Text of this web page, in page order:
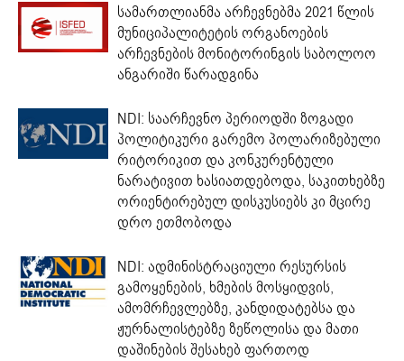
სამართლიანმა არჩევნებმა 2021 წლის
მუნიციპალიტეტის ორგანოების
არჩევნების მონიტორინგის საბოლოო
ანგარიში წარადგინა
NDI: საარჩევნო პერიოდში ზოგადი
პოლიტიკური გარემო პოლარიზებული
რიტორიკით და კონკურენტული
ნარატივით ხასიათდებოდა, საკითხებზე
ორიენტირებულ დისკუსიებს კი მცირე
დრო ეთმობოდა
NDI: ადმინისტრაციული რესურსის
გამოყენების, ხმების მოსყიდვის,
ამომრჩევლებზე, კანდიდატებსა და
ჟურნალისტებზე ზეწოლისა და მათი
დაშინების შესახებ ფართოდ